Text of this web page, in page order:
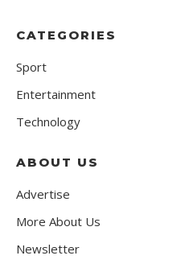
CATEGORIES
Sport
Entertainment
Technology
ABOUT US
Advertise
More About Us
Newsletter